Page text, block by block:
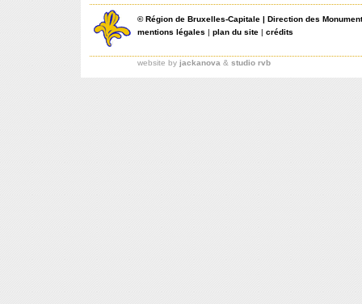
©Région de Bruxelles-Capitale | Direction des
mentions légales | plan du site | crédits
website by jackanova & studio rvb